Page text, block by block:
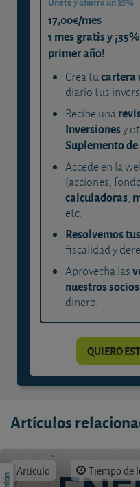
17,00€/mes
1 mes gratis y
primer año!
Crea tu
diario tus
Recibe una
Inversionesy
Suplemento
Accede en la
(acciones,
calculadoras,
etc.
Resolvemos
fiscalidad y
Aprovecha las
nuestros socios
dinero.
QUIERO
Artículos
Artículo Tiempo de